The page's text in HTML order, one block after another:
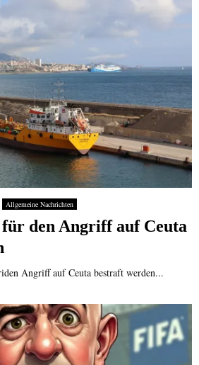
Allgemeine Nachrichten
den Angriff auf Ceuta
Angriff auf Ceuta bestraft werden...